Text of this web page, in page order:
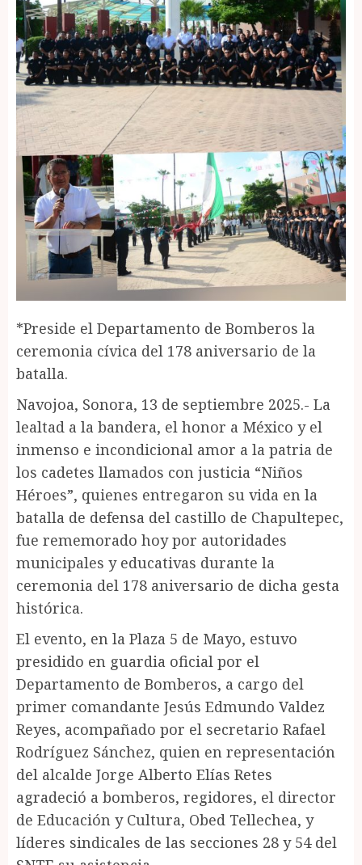
*Preside el Departamento de Bomberos la
ceremonia cívica del 178 aniversario de la
batalla.
Navojoa, Sonora, 13 de septiembre 2025.- La
lealtad a la bandera, el honor a México y el
inmenso e incondicional amor a la patria de
los cadetes llamados con justicia “Niños
Héroes”, quienes entregaron su vida en la
batalla de defensa del castillo de Chapultepec,
fue rememorado hoy por autoridades
municipales y educativas durante la
ceremonia del 178 aniversario de dicha gesta
histórica.
El evento, en la Plaza 5 de Mayo, estuvo
presidido en guardia oficial por el
Departamento de Bomberos, a cargo del
primer comandante Jesús Edmundo Valdez
Reyes, acompañado por el secretario Rafael
Rodríguez Sánchez, quien en representación
del alcalde Jorge Alberto Elías Retes
agradeció a bomberos, regidores, el director
de Educación y Cultura, Obed Tellechea, y
líderes sindicales de las secciones 28 y 54 del